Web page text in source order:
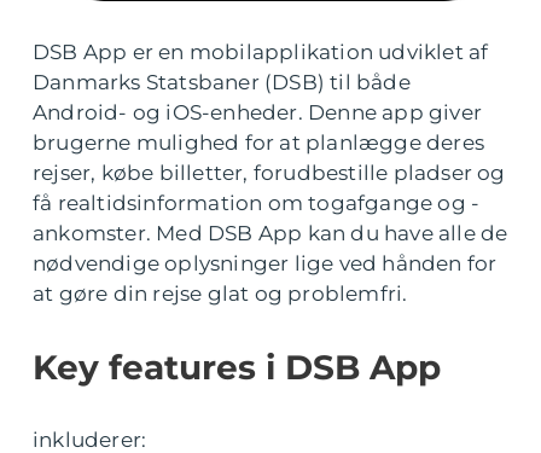
DSB App er en mobilapplikation udviklet af
Danmarks Statsbaner (DSB) til både
Android- og iOS-enheder. Denne app giver
brugerne mulighed for at planlægge deres
rejser, købe billetter, forudbestille pladser og
få realtidsinformation om togafgange og -
ankomster. Med DSB App kan du have alle de
nødvendige oplysninger lige ved hånden for
at gøre din rejse glat og problemfri.
Key features i DSB App
inkluderer: